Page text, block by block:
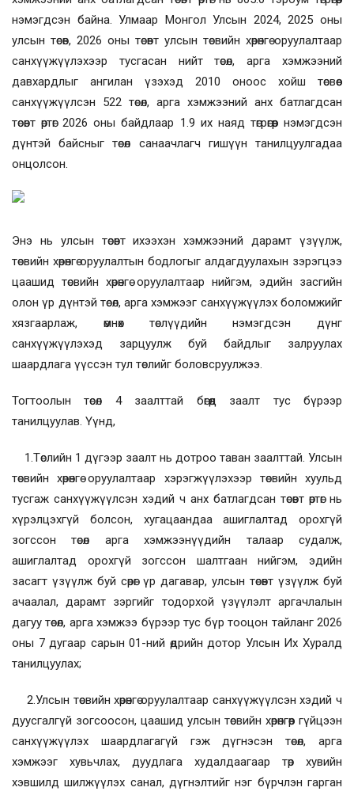
нэмэгдсэн байна. Улмаар Монгол Улсын 2024, 2025 оны
улсын төсөв, 2026 оны төсөвт улсын төсвийн хөрөнгө оруулалтаар
санхүүжүүлэхээр тусгасан нийт төсөл, арга хэмжээний
давхардлыг ангилан үзэхэд 2010 оноос хойш төсвөөс
санхүүжүүлсэн 522 төсөл, арга хэмжээний анх батлагдсан
төсөвт өртөг 2026 оны байдлаар 1.9 их наяд төгрөгөөр нэмэгдсэн
дүнтэй байсныг төсөл санаачлагч гишүүн танилцуулгадаа
онцолсон.
Энэ нь улсын төсөвт ихээхэн хэмжээний дарамт үзүүлж,
төсвийн хөрөнгө оруулалтын бодлогыг алдагдуулахын зэрэгцээ
цаашид төсвийн хөрөнгө оруулалтаар нийгэм, эдийн засгийн
олон үр дүнтэй төсөл, арга хэмжээг санхүүжүүлэх боломжийг
хязгаарлаж, өмнөх төслүүдийн нэмэгдсэн дүнг
санхүүжүүлэхэд зарцуулж буй байдлыг залруулах
шаардлага үүссэн тул төслийг боловсруулжээ.
Тогтоолын төсөл 4 заалттай бөгөөд заалт тус бүрээр
танилцуулав. Үүнд,
1.Төслийн 1 дүгээр заалт нь дотроо таван заалттай. Улсын
төсвийн хөрөнгө оруулалтаар хэрэгжүүлэхээр төсвийн хуульд
тусгаж санхүүжүүлсэн хэдий ч анх батлагдсан төсөвт өртөг нь
хүрэлцэхгүй болсон, хугацаандаа ашиглалтад орохгүй
зогссон төсөл арга хэмжээнүүдийн талаар судалж,
ашиглалтад орохгүй зогссон шалтгаан нийгэм, эдийн
засагт үзүүлж буй сөрөг үр дагавар, улсын төсөвт үзүүлж буй
ачаалал, дарамт зэргийг тодорхой үзүүлэлт аргачлалын
дагуу төсөл, арга хэмжээ бүрээр тус бүр тооцон тайланг 2026
оны 7 дугаар сарын 01-ний өдрийн дотор Улсын Их Хуралд
танилцуулах;
2.Улсын төсвийн хөрөнгө оруулалтаар санхүүжүүлсэн хэдий ч
дуусгалгүй зогсоосон, цаашид улсын төсвийн хөрөнгөөр гүйцээн
санхүүжүүлэх шаардлагагүй гэж дүгнэсэн төсөл, арга
хэмжээг хувьчлах, дуудлага худалдаагаар төр хувийн
хэвшилд шилжүүлэх санал, дүгнэлтийг нэг бүрчлэн гарган